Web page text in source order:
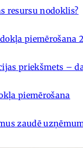
resursu nodoklis?
piemērošana
priekšmets –
piemērošana
zaudē